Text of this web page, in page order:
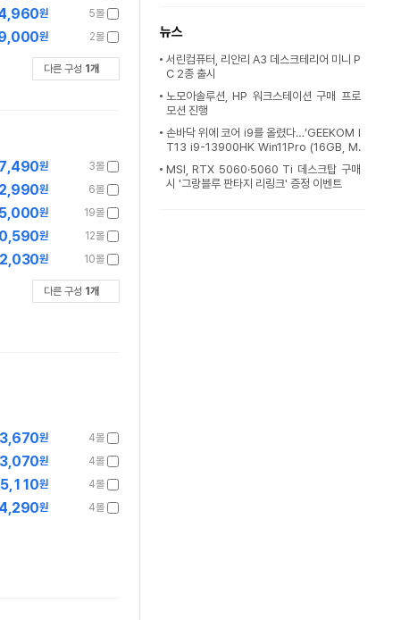
5몰
원
2몰
원
다른 구성 1 개
3몰
원
6몰
원
19몰
원
12몰
원
10몰
원
다른 구성 1 개
4몰
원
4몰
원
4몰
원
4몰
원
뉴스
서린컴퓨터, 리안리 A3 데스크테리어 미니 P
C 2종 출시
노모아솔루션, HP 워크스테이션 구매 프로
모션 진행
손바닥 위에 코어 i9를 올렸다…’GEEKOM I
T13 i9-13900HK Win11Pro (16GB, M.
MSI, RTX 5060·5060 Ti 데스크탑 구매
시 '그랑블루 판타지 리링크' 증정 이벤트